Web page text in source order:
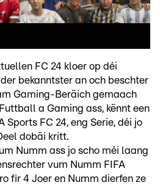
FC 24 kloer op déi
bekanntster an och beschter
Gaming-Beräich gemaach
a Gaming ass, kënnt een
Sports FC 24, eng Serie, déi jo
dobäi kritt.
Numm ass jo scho méi laang
vum Numm FIFA
fir 4 Joer en Numm dierfen ze